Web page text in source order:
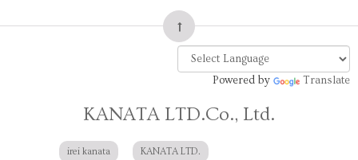
Powered by Translate
KANATA LTD.Co., Ltd.
irei kanata KANATA LTD.